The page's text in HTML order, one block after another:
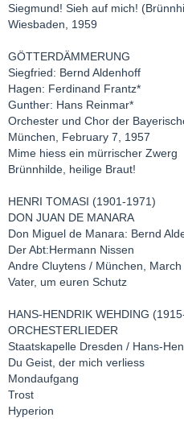
Siegmund! Sieh auf mich!
Wiesbaden, 1959
GÖTTERDÄMMERUNG
Siegfried: Bernd Aldenhoff
Hagen: Ferdinand Frantz*
Gunther: Hans Reinmar*
Orchester und Chor der
München, February 7, 1957
Mime hiess ein mürrischer Zwerg
Brünnhilde, heilige Braut!
HENRI TOMASI (1901-1971)
DON JUAN DE MANARA
Don Miguel de Manara: Bernd
Der Abt:Hermann Nissen
Andre Cluytens / München,
Vater, um euren Schutz
HANS-HENDRIK WEHDING
ORCHESTERLIEDER
Staatskapelle Dresden / Hans-
Du Geist, der mich verliess
Mondaufgang
Trost
Hyperion